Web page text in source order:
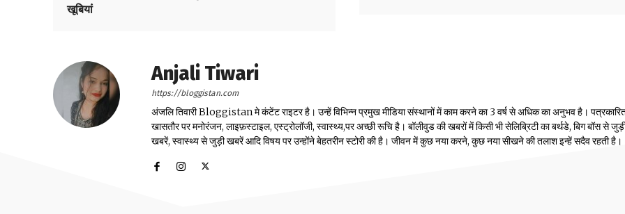
खूबियां
Anjali Tiwari
https://bloggistan.com
अंजलि तिवारी Bloggistan मे कंटेंट राइटर है। उन्हें विभिन्न प्रमुख मीडिया संस्थानों में काम करने का 3 वर्ष से अधिक का अनुभव है।
खासतौर पर मनोरंजन, लाइफ़स्टाइल, एस्ट्रोलॉजी, स्वास्थ्य,पर अच्छी रूचि है। बॉलीवुड की खबरों में किसी भी सेलिब्रिटी का बर्थडे, बिग बॉस से
खबरें, स्वास्थ्य से जुड़ी खबरें आदि विषय पर उन्होंने बेहतरीन स्टोरी की है। जीवन में कुछ नया करने, कुछ नया सीखने की तलाश इन्हें सदैव रहती है।